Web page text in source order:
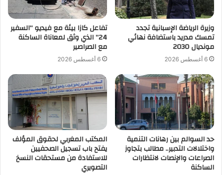
وزيرة الرياضة الإسبانية تجدد
تمسك مدريد باستضافة نهائي
مونديال 2030
6 أغسطس 2026
تفاعل كازا بيئة مع فيديو “السفير
24” الذي وثق لمعاناة الساكنة
مع الصراصير
6 أغسطس 2026
حد السوالم بين رهانات التنمية
واختلالات التدبير.. مطالب بتجاوز
الصراعات والإنصات لانتظارات
الساكنة
المكتب المغربي لحقوق المؤلف
يفتح باب تسجيل الصحفيين
للاستفادة من مستحقات النسخ
التصويري